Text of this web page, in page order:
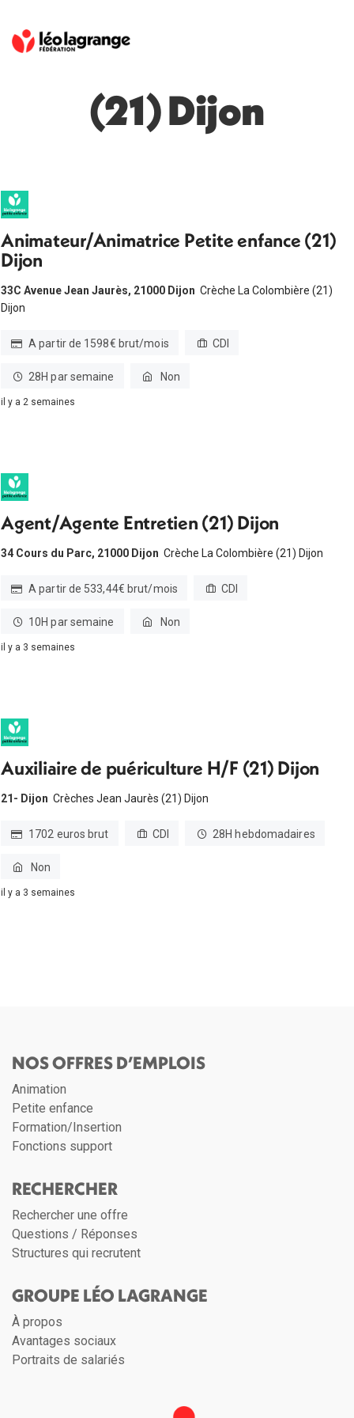
(21) Dijon
Animateur/Animatrice Petite enfance (21)
Dijon
33C Avenue Jean Jaurès, 21000 Dijon Crèche La Colombière (21)
Dijon
A partir de 1598€ brut/mois CDI
28H par semaine Non
il y a 2 semaines
Agent/Agente Entretien (21) Dijon
34 Cours du Parc, 21000 Dijon Crèche La Colombière (21) Dijon
A partir de 533,44€ brut/mois CDI
10H par semaine Non
il y a 3 semaines
Auxiliaire de puériculture H/F (21) Dijon
21- Dijon Crèches Jean Jaurès (21) Dijon
1702 euros brut CDI 28H hebdomadaires
Non
il y a 3 semaines
NOS OFFRES D’EMPLOIS
Animation
Petite enfance
Formation/Insertion
Fonctions support
RECHERCHER
Rechercher une offre
Questions / Réponses
Structures qui recrutent
GROUPE LÉO LAGRANGE
À propos
Avantages sociaux
Portraits de salariés